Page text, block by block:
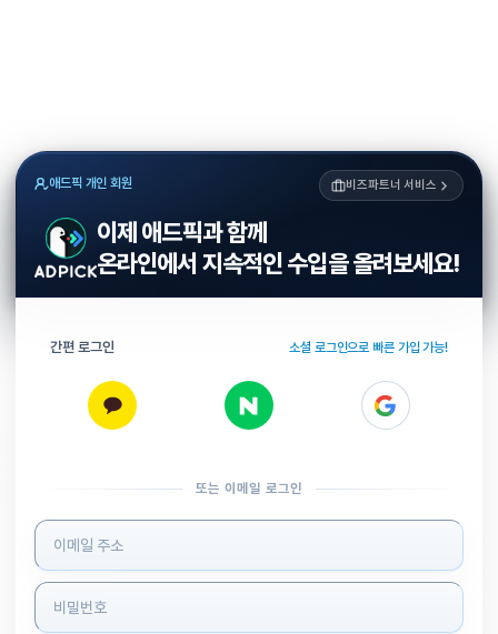
애드픽 개인 회원 비즈파트너 서비스
이제 애드픽과 함께
온라인에서 지속적인 수입을 올려보세요!
간편 로그인 소셜 로그인으로 빠른 가입 가능!
또는 이메일 로그인
로그인 정보 입력